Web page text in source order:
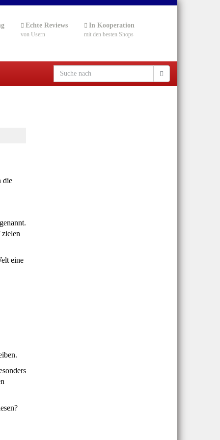
Echte Reviews
von Usern
In Kooperation
mit den besten Shops
die
eine